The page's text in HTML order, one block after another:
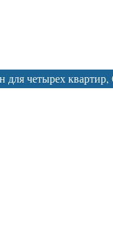
для четырех